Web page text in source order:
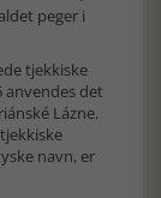
peger i
tjekkiske
anvendes det
Lázne.
navn, er